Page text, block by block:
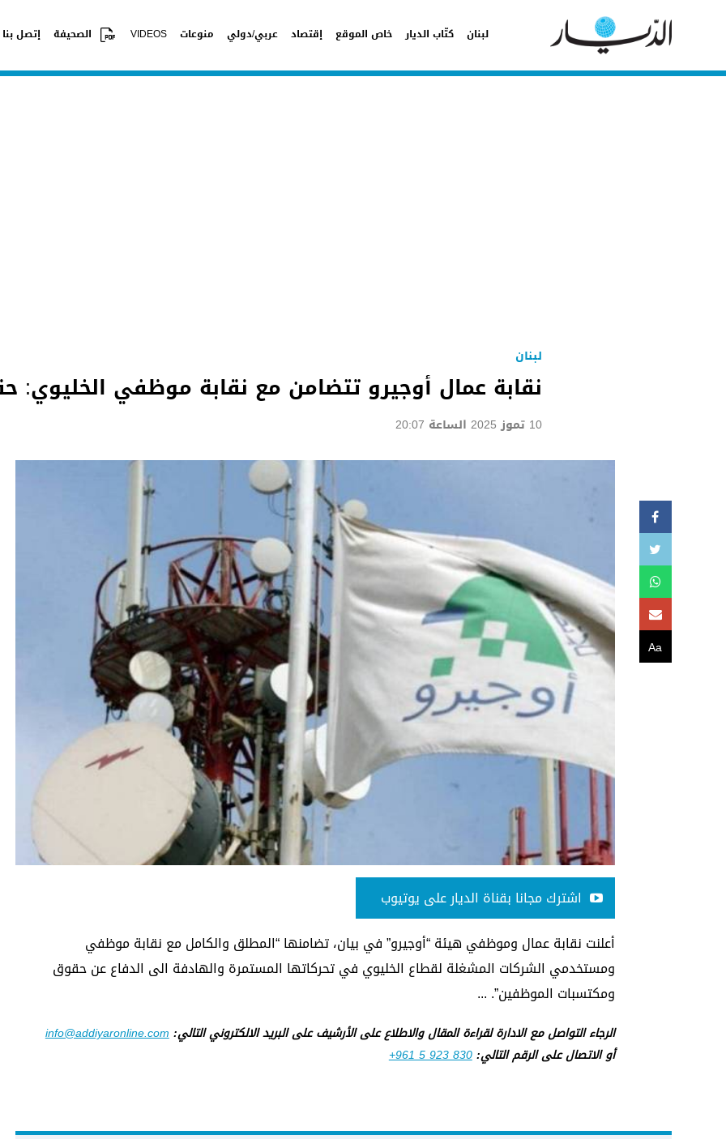
لبنان كتّاب الديار خاص الموقع إقتصاد عربي/دولي منوعات VIDEOS الصحيفة إتصل بنا
لبنان
نقابة عمال أوجيرو تتضامن مع نقابة موظفي الخليوي:
10 تموز 2025 الساعة 20:07
Aa
اشترك مجانا بقناة الديار على يوتيوب
أعلنت نقابة عمال وموظفي هيئة “أوجيرو” في بيان، تضامنها “المطلق والكامل مع نقابة موظفي
ومستخدمي الشركات المشغلة لقطاع الخليوي في تحركاتها المستمرة والهادفة الى الدفاع عن حقوق
ومكتسبات الموظفين”. ...
الرجاء التواصل مع الادارة لقراءة المقال والاطلاع على الأرشيف على البريد الالكتروني التالي:info@addiyaronline.com
أو الاتصال على الرقم التالي:+961 5 923 830